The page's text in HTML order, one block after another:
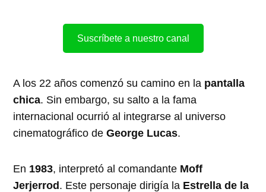
Suscríbete a nuestro canal
A los 22 años comenzó su camino en la pantalla
chica. Sin embargo, su salto a la fama
internacional ocurrió al integrarse al universo
cinematográfico deGeorge Lucas.
En 1983, interpretó al comandante Moff
Jerjerrod. Este personaje dirigía la Estrella de la